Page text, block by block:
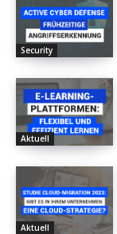
Security
Aktuell
Aktuell